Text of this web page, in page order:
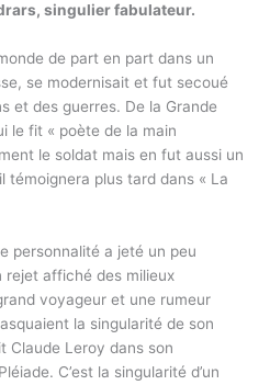
singulier fabulateur.
de part en part dans un
se modernisait et fut secoué
et des guerres. De la Grande
le fit « poète de la main
le soldat mais en fut aussi un
plus tard dans « La
personnalité a jeté un peu
rejet affiché des milieux
voyageur et une rumeur
la singularité de son
Claude Leroy dans son
C’est la singularité d’un